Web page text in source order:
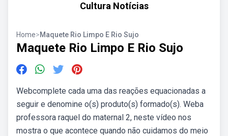
Cultura Notícias
Home>Maquete Rio Limpo E Rio Sujo
Maquete Rio Limpo E Rio Sujo
Webcomplete cada uma das reações equacionadas a
seguir e denomine o(s) produto(s) formado(s). Weba
professora raquel do maternal 2, neste vídeo nos
mostra o que acontece quando não cuidamos do meio